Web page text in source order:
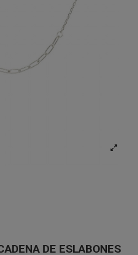
DE ESLABONES